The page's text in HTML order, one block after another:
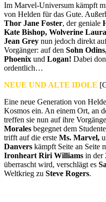
Im Marvel-Universum kämpft
von Helden für das Gute.
Thor Jane Foster, der geniale
Kate Bishop, Wolverine
Jean Grey nun jedoch direkt
Vorgänger: auf den Sohn
Phoenix und Logan! Dabei
ordentlich…
NEUE UND ALTE IDOLE
Eine neue Generation von
Kosmos ein. An einem Ort, an
treffen sie nun auf ihre
Morales begegnet dem
trifft auf die erste Ms. Marvel,
Danvers kämpft Seite an Seite
Ironheart Riri Williams in der
überrascht wird, verschlägt es
Weltkrieg zu Steve Rogers.